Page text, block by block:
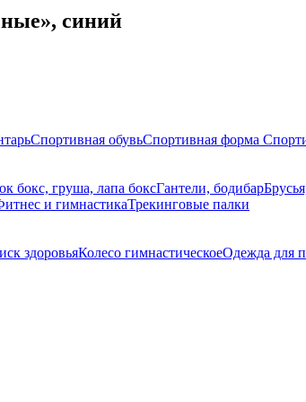
синий
Спортивная обувьСпортивная форма
бокс, груша, лапа боксГантели, бодибар
и гимнастикаТрекинговые палки
здоровьяКолесо гимнастическоеОдежда для